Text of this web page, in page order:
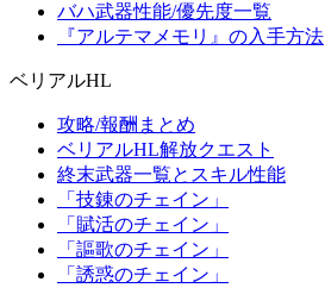
バハ武器性能/優先度一覧
『アルテマメモリ』の入手方法
ベリアルHL
攻略/報酬まとめ
ベリアルHL解放クエスト
終末武器一覧とスキル性能
「技錬のチェイン」
「賦活のチェイン」
「謳歌のチェイン」
「誘惑のチェイン」